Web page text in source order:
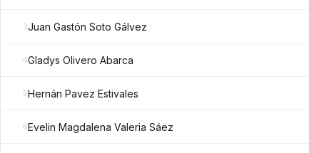
3Juan Gastón Soto Gálvez
4Gladys Olivero Abarca
5Hernán Pavez Estivales
6Evelin Magdalena Valeria Sáez